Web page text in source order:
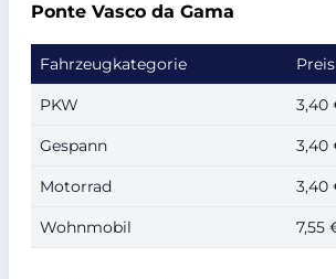
Ponte Vasco da Gama
Fahrzeugkategorie
PKW 3,40
Gespann 3,40
Motorrad 3,40
Wohnmobil 7,55